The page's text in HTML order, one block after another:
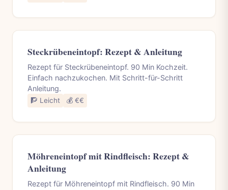
Steckrübeneintopf: Rezept & Anleitung
Rezept für Steckrübeneintopf. 90 Min Kochzeit.
Einfach nachzukochen. Mit Schritt-für-Schritt
Anleitung.
🧗 Leicht 💰 €€
Möhreneintopf mit Rindfleisch: Rezept &
Anleitung
Rezept für Möhreneintopf mit Rindfleisch. 90 Min